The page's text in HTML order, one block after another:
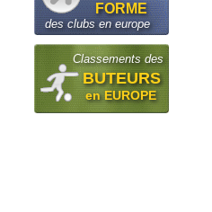
FORME
des clubs en europe
Classements des
BUTEURS
en EUROPE